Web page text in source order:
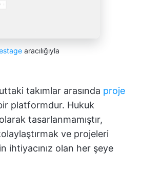
aracılığıyla
takımlar arasında proje
platformdur. Hukuk
tasarlanmamıştır,
ve projeleri
ihtiyacınız olan her şeye